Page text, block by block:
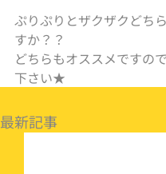
ぷりぷりとザクザクどち
すか？？
どちらもオススメですの
下さい★
最新記事